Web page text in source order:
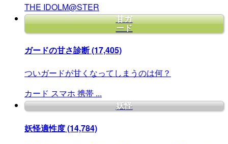
THE IDOLM@STER
甘ガ
ード
ガードの甘さ診断(17,405)
ついガードが甘くなってしまうのは何？
カード スマホ 携帯 ...
妖怪
妖怪適性度(14,784)